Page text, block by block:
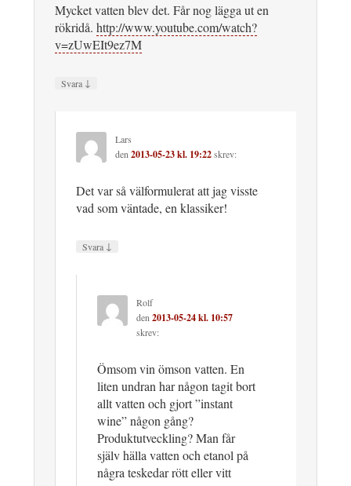
Mycket vatten blev det. Får nog lägga ut en
rökridå. http://www.youtube.com/watch?
v=zUwEIt9ez7M
Svara ↓
Lars
den 2013-05-23 kl. 19:22skrev:
Det var så välformulerat att jag visste
vad som väntade, en klassiker!
Svara ↓
Rolf
den 2013-05-24 kl. 10:57
skrev:
Ömsom vin ömson vatten. En
liten undran har någon tagit bort
allt vatten och gjort ”instant
wine” någon gång?
Produktutveckling? Man får
själv hälla vatten och etanol på
några teskedar rött eller vitt